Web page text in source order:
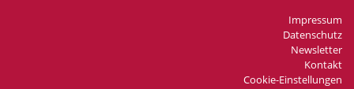
Impressum
Datenschutz
Newsletter
Kontakt
Cookie-Einstellungen